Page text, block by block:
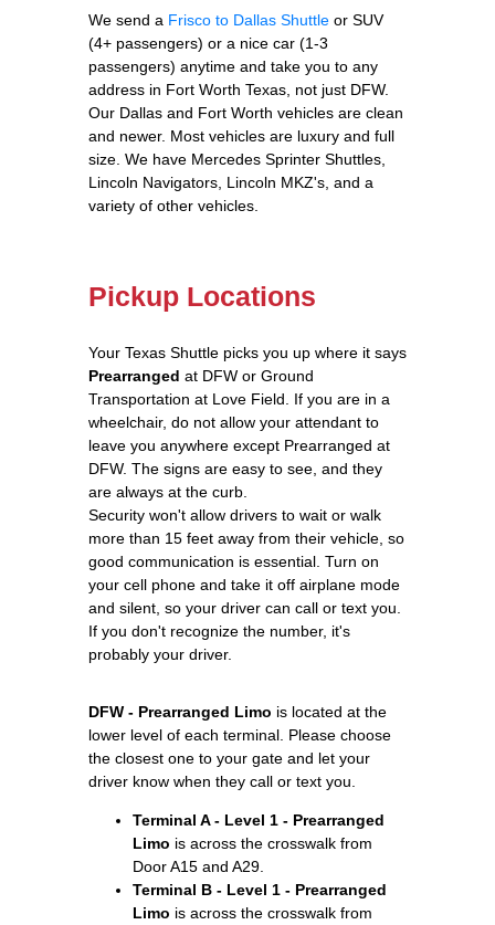
We send a Frisco to Dallas Shuttle or SUV
(4+ passengers) or a nice car (1-3
passengers) anytime and take you to any
address in Fort Worth Texas, not just DFW.
Our Dallas and Fort Worth vehicles are clean
and newer. Most vehicles are luxury and full
size. We have Mercedes Sprinter Shuttles,
Lincoln Navigators, Lincoln MKZ's, and a
variety of other vehicles.
Pickup Locations
Your Texas Shuttle picks you up where it says
Prearranged at DFW or Ground
Transportation at Love Field. If you are in a
wheelchair, do not allow your attendant to
leave you anywhere except Prearranged at
DFW. The signs are easy to see, and they
are always at the curb.
Security won't allow drivers to wait or walk
more than 15 feet away from their vehicle, so
good communication is essential. Turn on
your cell phone and take it off airplane mode
and silent, so your driver can call or text you.
If you don't recognize the number, it's
probably your driver.
DFW - Prearranged Limo is located at the
lower level of each terminal. Please choose
the closest one to your gate and let your
driver know when they call or text you.
Terminal A - Level 1 - Prearranged
Limo is across the crosswalk from
Door A15 and A29.
Terminal B - Level 1 - Prearranged
Limo is across the crosswalk from